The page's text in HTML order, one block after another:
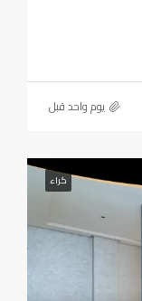
‏يوم واحد قبل
كراء